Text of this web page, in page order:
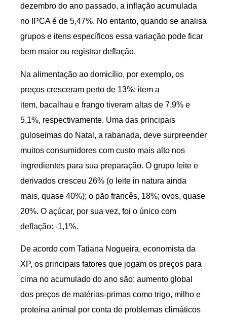
dezembro do ano passado, a inflação acumulada
no IPCA é de 5,47%. No entanto, quando se analisa
grupos e itens específicos essa variação pode ficar
bem maior ou registrar deflação.
Na alimentação ao domicílio, por exemplo, os
preços cresceram perto de 13%; item a
item, bacalhau e frango tiveram altas de 7,9% e
5,1%, respectivamente. Uma das principais
guloseimas do Natal, a rabanada, deve surpreender
muitos consumidores com custo mais alto nos
ingredientes para sua preparação. O grupo leite e
derivados cresceu 26% (o leite in natura ainda
mais, quase 40%); o pão francês, 18%; ovos, quase
20%. O açúcar, por sua vez, foi o único com
deflação: -1,1%.
De acordo com Tatiana Nogueira, economista da
XP, os principais fatores que jogam os preços para
cima no acumulado do ano são: aumento global
dos preços de matérias-primas como trigo, milho e
proteína animal por conta de problemas climáticos